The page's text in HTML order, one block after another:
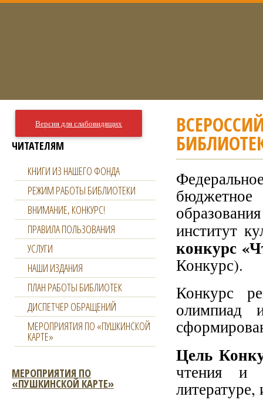
институт
конкурс
Конкурс).
Конкурс
олимпиад
Цель
чтения и
Версия для слабовидящих
ЧИТАТЕЛЯМ
КНИГИ ИЗ НАШЕГО ФОНДА
РЕЖИМ РАБОТЫ БИБЛИОТЕКИ
ВНИМАНИЕ, КОНКУРС!
ПРАВИЛА ПОЛЬЗОВАНИЯ
УСЛУГИ
НАШИ ИЗДАНИЯ
ПЛАН РАБОТЫ БИБЛИОТЕК
ДИСПЕТЧЕР ОБРАЩЕНИЙ
МЕРОПРИЯТИЯ ПО «ПУШКИНСКОЙ
КАРТЕ»
МЕРОПРИЯТИЯ ПО
«ПУШКИНСКОЙ КАРТЕ»